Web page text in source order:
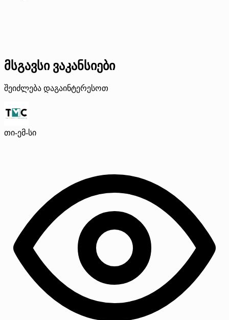
მსგავსი ვაკანსიები
შეიძლება დაგაინტერესოთ
თი-ემ-სი